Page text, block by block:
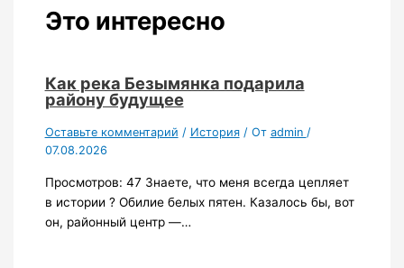
Это интересно
Как река Безымянка подарила
району будущее
Оставьте комментарий / История/ От admin /
07.08.2026
Просмотров: 47 Знаете, что меня всегда цепляет
в истории ? Обилие белых пятен. Казалось бы, вот
он, районный центр —…